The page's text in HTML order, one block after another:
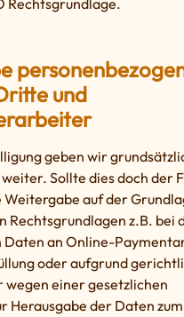
Rechtsgrundlage.
und
geben wir
Sollte dies doch der
auf der
Rechtsgrundlagen z.B. bei
Daten an Online-
oder aufgrund
wegen einer gesetzlichen
Herausgabe der Daten